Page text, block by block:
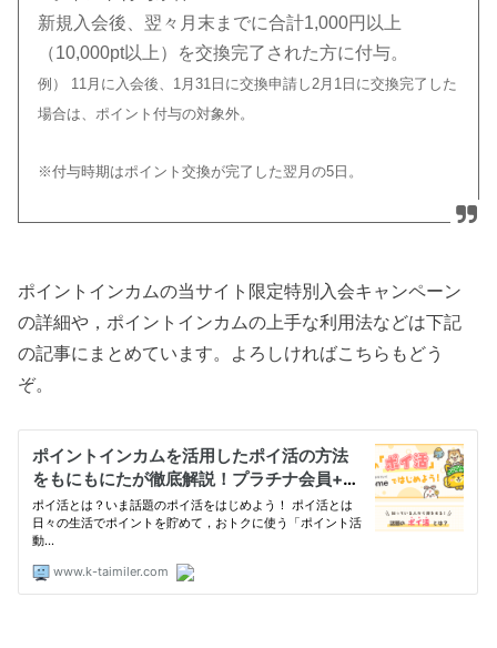
新規入会後、翌々月末までに合計1,000円以上
（10,000pt以上）を交換完了された方に付与。
例） 11月に入会後、1月31日に交換申請し2月1日に交換完了した
場合は、ポイント付与の対象外。
※付与時期はポイント交換が完了した翌月の5日。
ポイントインカムの当サイト限定特別入会キャンペーン
の詳細や，ポイントインカムの上手な利用法などは下記
の記事にまとめています。よろしければこちらもどう
ぞ。